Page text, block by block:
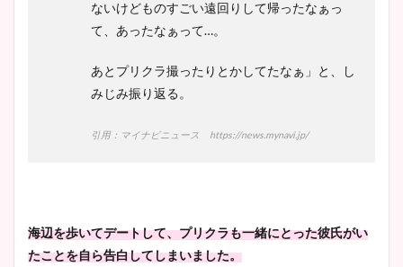
ないけどものすごい遠回りして帰ったなぁっ
て、あったなぁって…。
あとプリクラ撮ったりとかしてたなぁ」と、し
みじみ振り返る。
引用：マイナビニュース https://news.mynavi.jp/
海辺を歩いてデートして、プリクラも一緒にとった彼氏がい
たことを自ら告白してしまいました。